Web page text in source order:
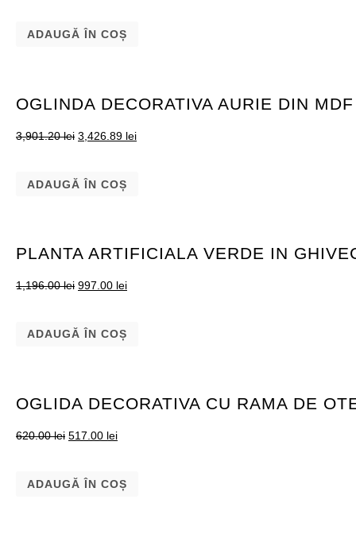
ADAUGĂ ÎN COȘ
OGLINDA DECORATIVA AURIE DIN
3,901.20lei 3,426.89 lei
ADAUGĂ ÎN COȘ
PLANTA ARTIFICIALA VERDE IN
1,196.00lei 997.00 lei
ADAUGĂ ÎN COȘ
OGLIDA DECORATIVA CU RAMA DE
620.00lei 517.00 lei
ADAUGĂ ÎN COȘ